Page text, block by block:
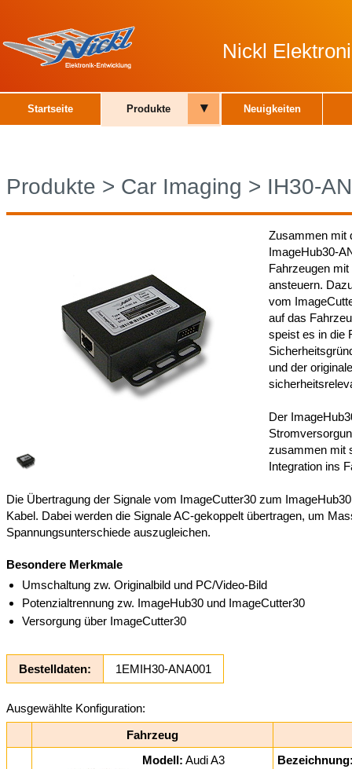
Nickl
Startseite Produkte ▾ Neuigkeiten
Produkte > Car Imaging > IH30-
Zusammen mit
ImageHub30-
Fahrzeugen
ansteuern.
vom
auf das
speist es in die
und der
Der
zusammen mit
Integration ins
Die Übertragung der Signale vom ImageCutter30 zum
Kabel. Dabei werden die Signale AC-gekoppelt übertragen, um
Spannungsunterschiede auszugleichen.
Besondere Merkmale
Umschaltung zw. Originalbild und PC/Video-Bild
Potenzialtrennung zw. ImageHub30 und ImageCutter30
Versorgung über ImageCutter30
Bestelldaten: 1EMIH30-ANA001
Ausgewählte Konfiguration:
Fahrzeug
Modell: Audi A3